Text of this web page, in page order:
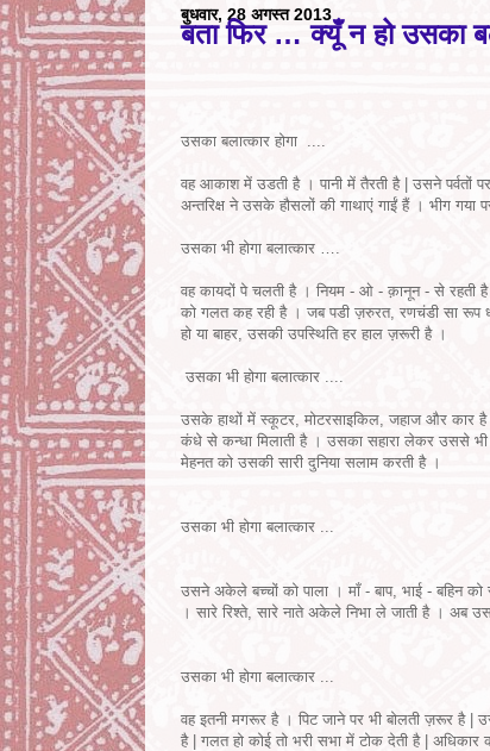
बुधवार, 28 अगस्त 2013
बता फिर … क्यूँ न हो उसका
उसका बलात्कार होगा ....
वह आकाश में उडती है । पानी में तैरती है | उसने पर्वतों
अन्तरिक्ष ने उसके हौसलों की गाथाएं गाईं हैं । भीग
उसका भी होगा बलात्कार ….
वह कायदों पे चलती है । नियम - ओ - क़ानून - से रहती
को गलत कह रही है । जब पडी ज़रुरत, रणचंडी सा
हो या बाहर, उसकी उपस्थिति हर हाल ज़रूरी है ।
उसका भी होगा बलात्कार ....
उसके हाथों में स्कूटर, मोटरसाइकिल, जहाज और कार
कंधे से कन्धा मिलाती है । उसका सहारा लेकर उससे
मेहनत को उसकी सारी दुनिया सलाम करती है ।
उसका भी होगा बलात्कार ...
उसने अकेले बच्चों को पाला । माँ - बाप, भाई - बहिन
। सारे रिश्ते, सारे नाते अकेले निभा ले जाती है । अब
उसका भी होगा बलात्कार ...
वह इतनी मगरूर है । पिट जाने पर भी बोलती ज़रूर
है | गलत हो कोई तो भरी सभा में टोक देती है |